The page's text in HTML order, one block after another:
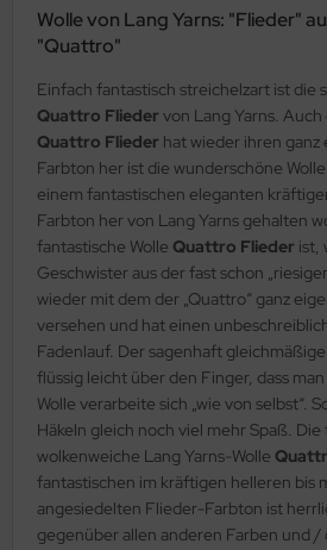
Wolle von Lang Yarns: "Flieder"
"Quattro"
Einfach fantastisch streichelzart ist die
Quattro Flieder von Lang Yarns.
Quattro Flieder hat wieder ihren
Farbton her ist die wunderschöne Wolle
einem fantastischen eleganten
Farbton her von Lang Yarns gehalten
fantastische Wolle Quattro Flieder ist,
Geschwister aus der fast schon
wieder mit dem der „Quattro“ ganz
versehen und hat einen
Fadenlauf. Der sagenhaft
flüssig leicht über den Finger, dass
Wolle verarbeite sich „wie von selbst“.
Häkeln gleich noch viel mehr Spaß.
wolkenweiche Lang Yarns-Wolle
fantastischen im kräftigen helleren bis
angesiedelten Flieder-Farbton ist
gegenüber allen anderen Farben und